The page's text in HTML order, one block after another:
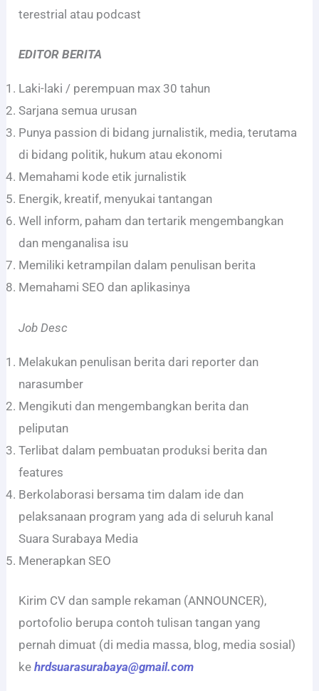
terestrial atau podcast
EDITOR BERITA
Laki-laki / perempuan max 30 tahun
Sarjana semua urusan
Punya passion di bidang jurnalistik, media, terutama
di bidang politik, hukum atau ekonomi
Memahami kode etik jurnalistik
Energik, kreatif, menyukai tantangan
Well inform, paham dan tertarik mengembangkan
dan menganalisa isu
Memiliki ketrampilan dalam penulisan berita
Memahami SEO dan aplikasinya
Job Desc
Melakukan penulisan berita dari reporter dan
narasumber
Mengikuti dan mengembangkan berita dan
peliputan
Terlibat dalam pembuatan produksi berita dan
features
Berkolaborasi bersama tim dalam ide dan
pelaksanaan program yang ada di seluruh kanal
Suara Surabaya Media
Menerapkan SEO
Kirim CV dan sample rekaman (ANNOUNCER),
portofolio berupa contoh tulisan tangan yang
pernah dimuat (di media massa, blog, media sosial)
kehrdsuarasurabaya@gmail.com